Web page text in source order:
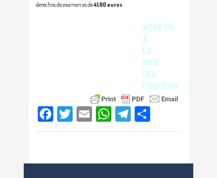
derechos de examen es de41,60 euros
ACCESO
A
LA
WEB
DEL
PROCESO
Facebook
TwitterEmailWhatsApp
Telegram